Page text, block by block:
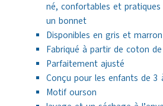
né, confortables et
un bonnet
Disponibles en gris et marron
Fabriqué à partir de coton
Parfaitement ajusté
Conçu pour les enfants de 3
Motif ourson